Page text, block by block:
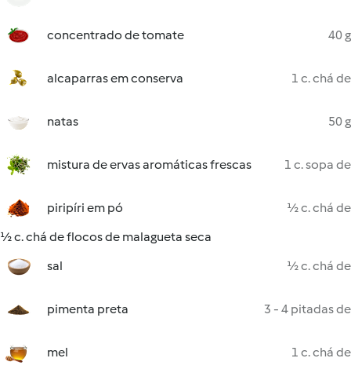
concentrado de tomate 40 g
alcaparras em conserva 1 c. chá de
natas 50 g
mistura de ervas aromáticas frescas 1 c. sopa de
piripíri em pó
½ c. chá de
½ c. chá de flocos de malagueta seca
sal
½ c. chá de
pimenta preta 3 - 4 pitadas de
mel 1 c. chá de